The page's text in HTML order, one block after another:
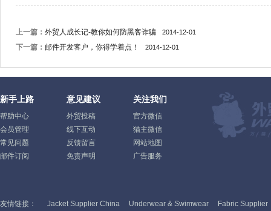
上一篇： 外贸人成长记-教你如何防黑客诈骗 2014-12-01
下一篇： 邮件开发客户，你得学着点！ 2014-12-01
新手上路
帮助中心
会员管理
常见问题
邮件订阅
意见建议
外贸投稿
线下互动
反馈留言
免责声明
关注我们
官方微信
猫主微信
网站地图
广告服务
友情链接： Jacket Supplier China Underwear & Swimwear Fabric Supplier